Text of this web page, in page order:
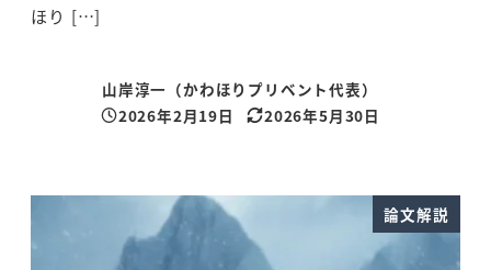
ほり […]
山岸淳一（かわほりプリベント代表）
投稿日
2026年2月19日
更新日
2026年5月30日
論文解説